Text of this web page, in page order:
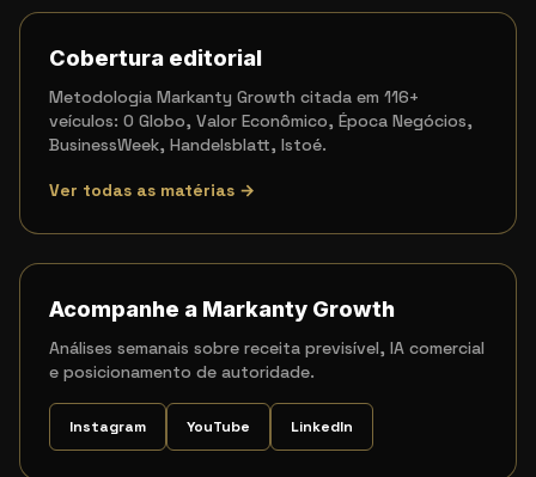
Cobertura editorial
Metodologia Markanty Growth citada em 116+
veículos: O Globo, Valor Econômico, Época Negócios,
BusinessWeek, Handelsblatt, Istoé.
Ver todas as matérias →
Acompanhe a Markanty Growth
Análises semanais sobre receita previsível, IA comercial
e posicionamento de autoridade.
Instagram YouTube LinkedIn